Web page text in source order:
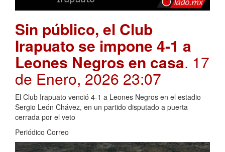
Sin público, el Club
Irapuato se impone 4-1 a
Leones Negros en casa. 17
de Enero, 2026 23:07
El Club Irapuato venció 4-1 a Leones Negros en el estadio
Sergio León Chávez, en un partido disputado a puerta
cerrada por el veto
Periódico Correo